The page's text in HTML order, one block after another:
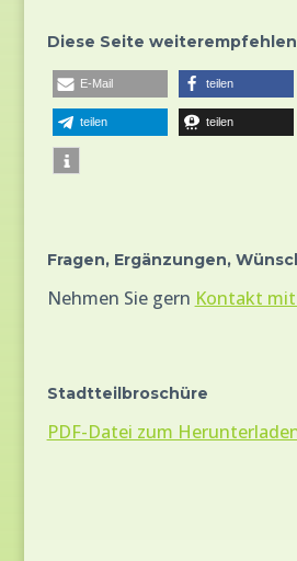
Diese Seite
E-Mail teilen
teilen teilen
Fragen, Ergänzungen,
Nehmen Sie gern Kontakt
Stadtteilbroschüre
PDF-Datei zum